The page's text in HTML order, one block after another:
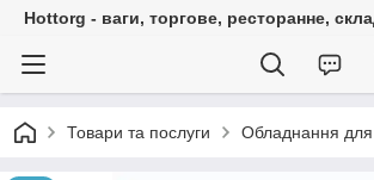
Hottorg - ваги, торгове, ресторанне,
Товари та послуги Обладнання для